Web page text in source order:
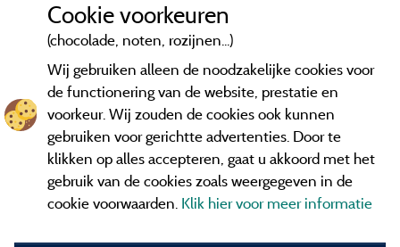
Cookie voorkeuren
(chocolade, noten, rozijnen...)
Wij gebruiken alleen de noodzakelijke cookies voor
de functionering van de website, prestatie en
voorkeur. Wij zouden de cookies ook kunnen
gebruiken voor gerichtte advertenties. Door te
klikken op alles accepteren, gaat u akkoord met het
gebruik van de cookies zoals weergegeven in de
cookie voorwaarden. Klik hier voor meer informatie